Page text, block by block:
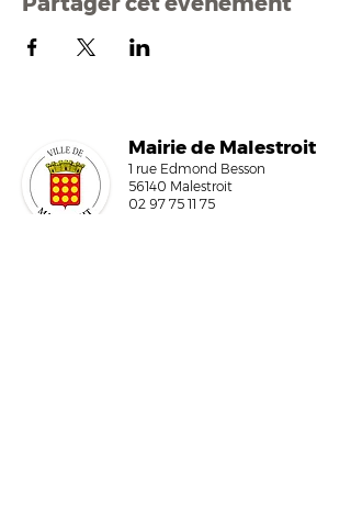
Mairie de Malestroit
1 rue Edmond Besson
56140 Malestroit
02 97 75 11 75